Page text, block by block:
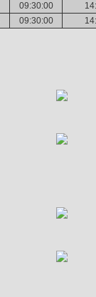
09:30:00
09:30:00